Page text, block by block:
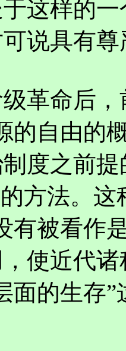
这样的
说具有尊
革命后
的自由的
度之前
方法。
有被看作
使近代
面的生存